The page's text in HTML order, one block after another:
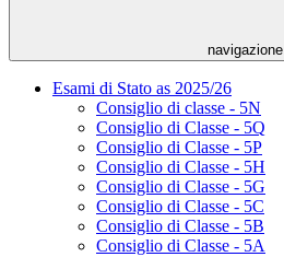
navigazione
Esami di Stato as 2025/26
Consiglio di classe - 5N
Consiglio di Classe - 5Q
Consiglio di Classe - 5P
Consiglio di Classe - 5H
Consiglio di Classe - 5G
Consiglio di Classe - 5C
Consiglio di Classe - 5B
Consiglio di Classe - 5A